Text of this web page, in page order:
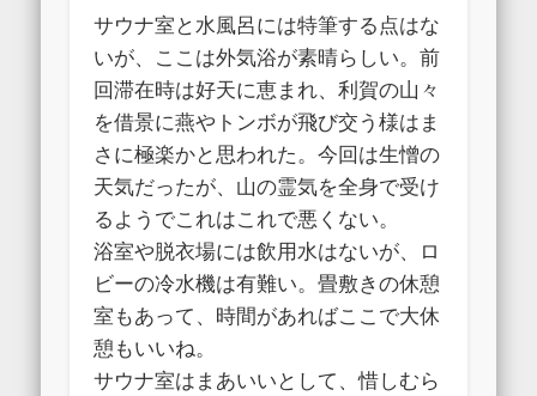
サウナ室と水風呂には特筆する点はな
いが、ここは外気浴が素晴らしい。前
回滞在時は好天に恵まれ、利賀の山々
を借景に燕やトンボが飛び交う様はま
さに極楽かと思われた。今回は生憎の
天気だったが、山の霊気を全身で受け
るようでこれはこれで悪くない。
浴室や脱衣場には飲用水はないが、ロ
ビーの冷水機は有難い。畳敷きの休憩
室もあって、時間があればここで大休
憩もいいね。
サウナ室はまあいいとして、惜しむら